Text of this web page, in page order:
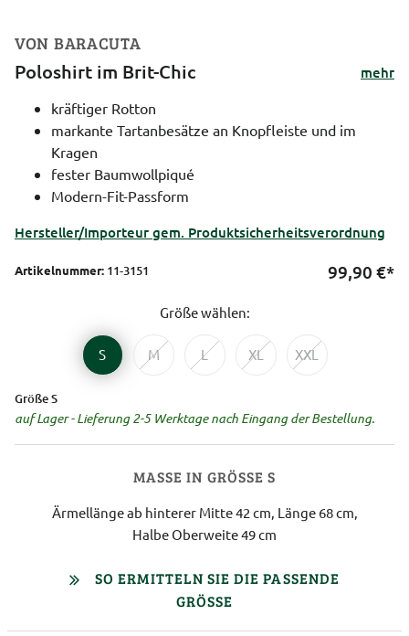
VON BARACUTA
Poloshirt im Brit-Chic
mehr
kräftiger Rotton
markante Tartanbesätze an Knopfleiste und im
Kragen
fester Baumwollpiqué
Modern-Fit-Passform
Hersteller/Importeur gem. Produktsicherheitsverordnung
Artikelnummer: 11-3151 99,90 €*
Größe wählen:
S M L XL XXL
Größe S
auf Lager - Lieferung 2-5 Werktage nach Eingang der Bestellung.
MASSE IN GRÖSSE S
Ärmellänge ab hinterer Mitte 42 cm, Länge 68 cm,
Halbe Oberweite 49 cm
SO ERMITTELN SIE DIE PASSENDE
GRÖSSE